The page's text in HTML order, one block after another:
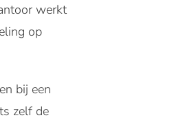
werkt
op
bij een
zelf de